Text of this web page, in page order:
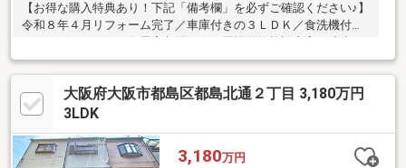
【お得な購入特典あり！下記「備考欄」を必ずご確認ください♪】
令和８年４月リフォーム完了／車庫付きの３ＬＤＫ／食洗機付き
４分内で複数沿線利用可♪
大阪府大阪市都島区都島北通２丁目 3,180万円
3LDK
3,180万円